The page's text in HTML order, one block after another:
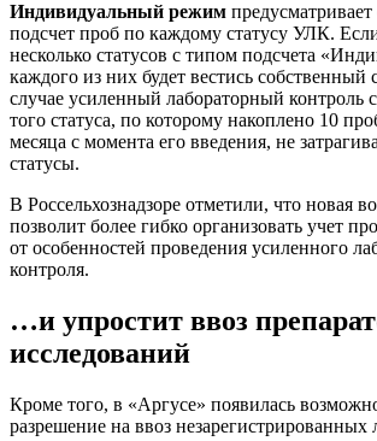
Индивидуальный режим
подсчет проб по каждому статусу УЛК.
несколько статусов с типом подсчета
каждого из них будет вестись собственный
случае усиленный лабораторный контроль
того статуса, по которому накоплено 10
месяца с момента его введения, не
статусы.
В Россельхознадзоре отметили, что новая
позволит более гибко организовать учет
от особенностей проведения усиленного
контроля.
…и упростит ввоз
исследований
Кроме того, в «Аргусе» появилась
разрешение на ввоз незарегистрированных